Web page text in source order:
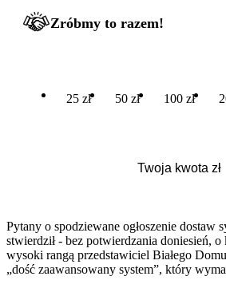
Zróbmy to razem!
25 zł 50 zł 100 zł
Pytany o spodziewane ogłoszenie dostaw
stwierdził - bez potwierdzania doniesień,
wysoki rangą przedstawiciel Białego
„dość zaawansowany system”, który